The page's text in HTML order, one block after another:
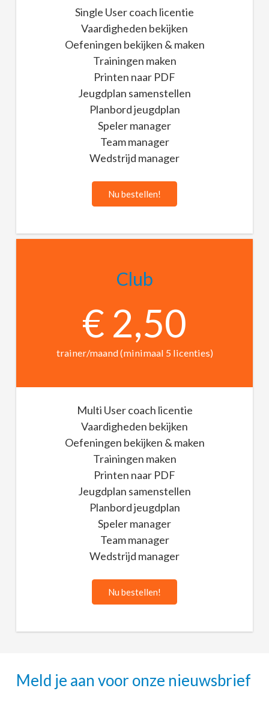
Single User coach licentie
Vaardigheden bekijken
Oefeningen bekijken & maken
Trainingen maken
Printen naar PDF
Jeugdplan samenstellen
Planbord jeugdplan
Speler manager
Team manager
Wedstrijd manager
Nu bestellen!
Club
€ 2,50
trainer/maand (minimaal 5 licenties)
Multi User coach licentie
Vaardigheden bekijken
Oefeningen bekijken & maken
Trainingen maken
Printen naar PDF
Jeugdplan samenstellen
Planbord jeugdplan
Speler manager
Team manager
Wedstrijd manager
Nu bestellen!
Meld je aan voor onze nieuwsbrief